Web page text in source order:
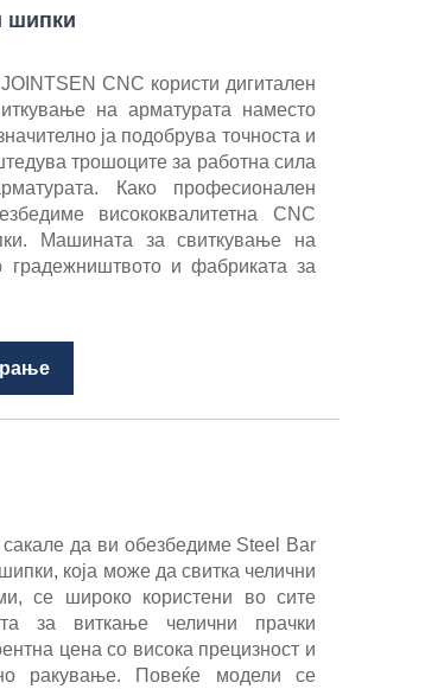
шипки
CNC користи дигитален
на арматурата наместо
ја подобрува точноста и
трошоците за работна сила
Како професионален
висококвалитетна CNC
Машината за свиткување на
и фабриката за
да ви обезбедиме Steel Bar
која може да свитка челични
се широко користени во сите
за виткање челични прачки
цена со висока прецизност и
ракување. Повеќе модели се